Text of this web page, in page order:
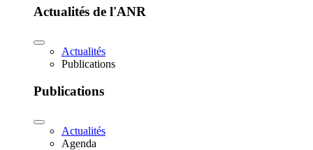
Actualités de l'ANR
Actualités
Publications
Publications
Actualités
Agenda